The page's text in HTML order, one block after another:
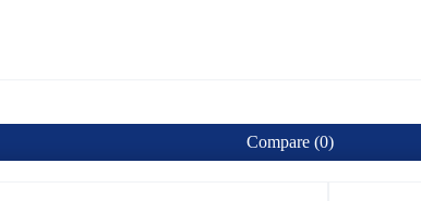
Compare (0)